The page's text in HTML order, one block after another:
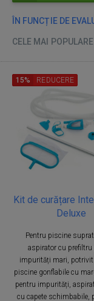
ÎN FUNCȚIE DE
CELE MAI POPULARE
Kit de curățare
Deluxe
Pentru piscine
aspirator cu prefiltru
impurități mari,
piscine gonflabile cu
pentru impurități,
cu capete schimbabile,
15% REDUCERE